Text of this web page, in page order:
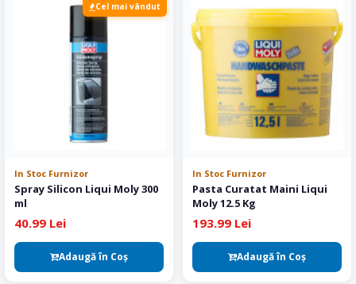
Cel mai vândut
In Stoc Furnizor
Spray Silicon Liqui Moly 300
ml
40.99 Lei
Adaugă în Coş
In Stoc Furnizor
Pasta Curatat Maini Liqui
Moly 12.5 Kg
193.99 Lei
Adaugă în Coş